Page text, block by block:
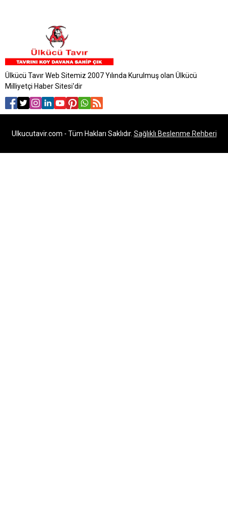
Ülkücü Tavır Web Sitemiz 2007 Yılında Kurulmuş olan Ülkücü
Milliyetçi Haber Sitesi'dir
Ulkucutavir.com - Tüm Hakları Saklıdır. Sağlıklı Beslenme Rehberi